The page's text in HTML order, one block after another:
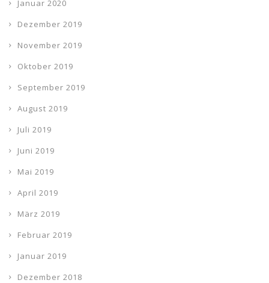
Januar 2020
Dezember 2019
November 2019
Oktober 2019
September 2019
August 2019
Juli 2019
Juni 2019
Mai 2019
April 2019
März 2019
Februar 2019
Januar 2019
Dezember 2018